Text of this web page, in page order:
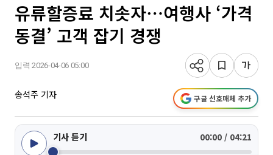
유류할증료 치솟자⋯여행사 ‘가격
동결’ 고객 잡기 경쟁
입력 2026-04-06 05:00
송석주 기자 구글 선호매체 추가
기사 듣기 00:00 / 04:21